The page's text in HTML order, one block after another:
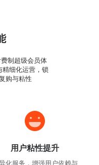
制超级会员体
精细化运营，锁
购与粘性
用户粘性提升
化服务，增强用户依赖与